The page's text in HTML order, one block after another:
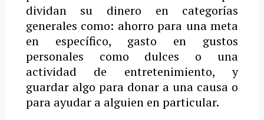
dividan su dinero en categorías
generales como: ahorro para una meta
en específico, gasto en gustos
personales como dulces o una
actividad de entretenimiento, y
guardar algo para donar a una causa o
para ayudar a alguien en particular.